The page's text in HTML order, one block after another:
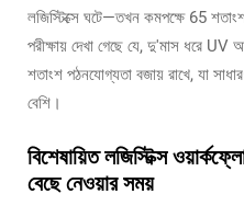
লজিস্টিক্সে ঘটে—তখন কমপক্ষে 65
পরীক্ষায় দেখা গেছে যে, দু'মাস ধরে
শতাংশ পঠনযোগ্যতা বজায় রাখে, যা
বেশি।
বিশেষায়িত লজিস্টিক্স
বেছে নেওয়ার সময়